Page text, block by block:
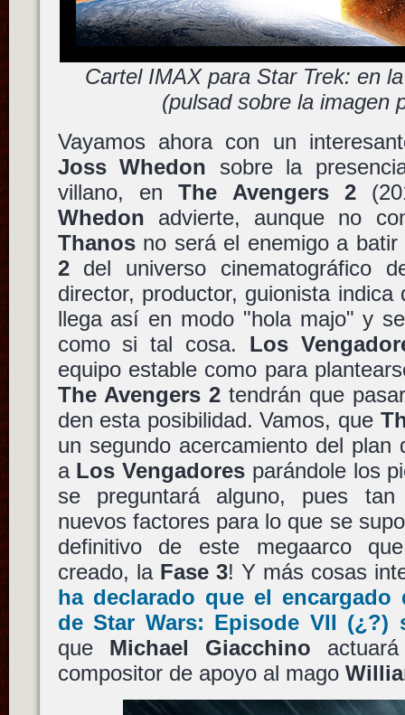
Cartel IMAX para Star Trek: en
(pulsad sobre la imagen
Vayamos ahora con un
Joss Whedon sobre la
villano, enThe Avengers 2
Whedon advierte, aunque no
Thanosno será el enemigo a
2del universo cinematográfico
director, productor, guionista
llega así en modo "hola majo" y
como si tal cosa. Los
equipo estable como para
The Avengers 2tendrán que
den esta posibilidad. Vamos, que
un segundo acercamiento del
a Los Vengadores parándole los
se preguntará alguno, pues
nuevos factores para lo que se
definitivo de este megaarco
creado, la Fase 3! Y más cosas
ha declarado que el
de Star Wars: Episode VII (¿?)
que Michael Giacchino
compositor de apoyo al mago